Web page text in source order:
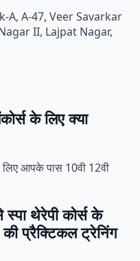
A, A-47, Veer Savarkar
II, Lajpat Nagar,
के लिए क्या
आपके पास 10वी 12वी
थेरेपी कोर्स के
की प्रैक्टिकल ट्रेनिंग